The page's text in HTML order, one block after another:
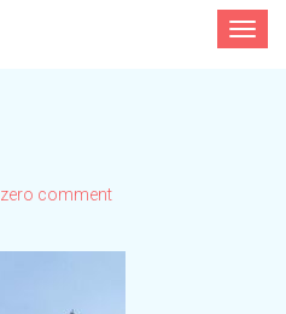
Toggle
zero comment